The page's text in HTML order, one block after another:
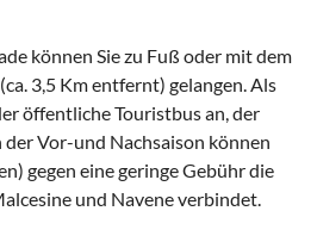
können Sie zu Fuß oder mit dem
3,5 Km entfernt) gelangen. Als
öffentliche Touristbus an, der
Vor-und Nachsaison können
gegen eine geringe Gebühr die
und Navene verbindet.